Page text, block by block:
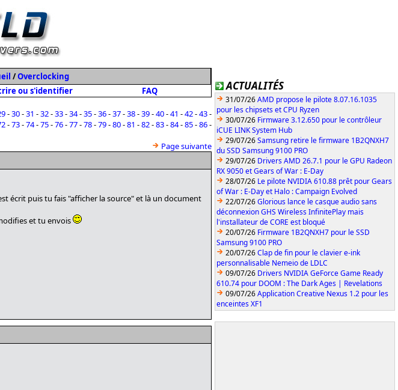
ACTUALITÉS
31/07/26AMD propose le pilote 8.07.16.1035
pour les chipsets et CPU Ryzen
30/07/26 Firmware 3.12.650 pour le contrôleur
iCUE LINK System Hub
29/07/26Samsung retire le firmware 1B2QNXH7
du SSD Samsung 9100 PRO
29/07/26 Drivers AMD 26.7.1 pour le GPU Radeon
RX 9050 et Gears of War : E-Day
28/07/26 Le pilote NVIDIA 610.88 prêt pour Gears
of War : E-Day et Halo : Campaign Evolved
22/07/26Glorious lance le casque audio sans
déconnexion GHS Wireless InfinitePlay mais
l'installateur de CORE est bloqué
20/07/26 Firmware 1B2QNXH7 pour le SSD
Samsung 9100 PRO
20/07/26Clap de fin pour le clavier e-ink
personnalisable Nemeio de LDLC
09/07/26 Drivers NVIDIA GeForce Game Ready
610.74 pour DOOM : The Dark Ages | Revelations
09/07/26Application Creative Nexus 1.2 pour les
enceintes XF1
/Overclocking
ou s'identifier FAQ
-30-31 -32-33-34-35-36-37-38-39-40-41 -42-43-
-73-74-75-76-77-78-79-80-81 -82-83-84-85-86-
Page suivante
écrit puis tu fais "afficher la source" et là un document
et tu envois